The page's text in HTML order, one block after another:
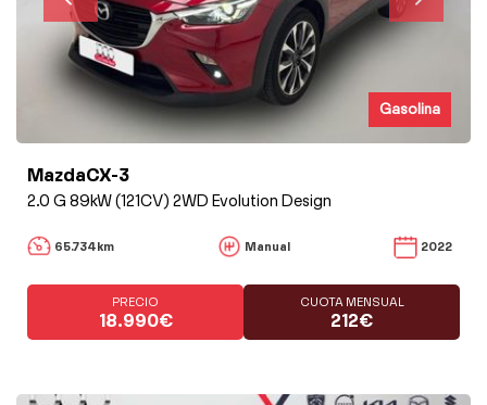
Gasolina
MazdaCX-3
2.0 G 89kW (121CV) 2WD Evolution Design
65.734km Manual 2022
PRECIO
18.990€
CUOTA MENSUAL
212€